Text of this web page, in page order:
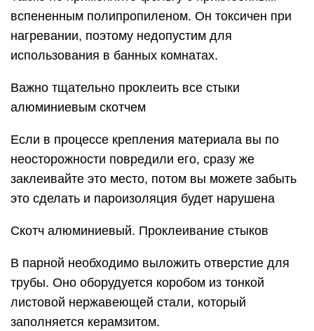
Скотч алюминиевый. Проклеивание стыков
В парной необходимо выложить отверстие для
трубы. Оно оборудуется коробом из тонкой
заполняется керамзитом.
Потолок над печью дополнительно изолируют
стальным листом, который защищает древесину
от чрезмерного нагревания.
Изоляция потолка парилки
Пошаговая инструкция по монтажу вагонки
на потолок
Шаг 1. На потолок пришиваются рейки сечением